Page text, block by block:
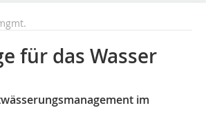
für das Wasser
im